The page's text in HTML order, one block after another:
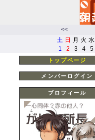
<<
土 日 月 火 水
1
2 3 4 5
トップページ
メンバーログイン
プロフィール